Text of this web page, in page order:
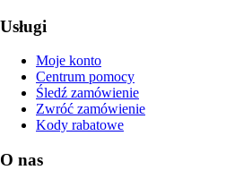
Usługi
Moje konto
Centrum pomocy
Śledź zamówienie
Zwróć zamówienie
Kody rabatowe
O nas